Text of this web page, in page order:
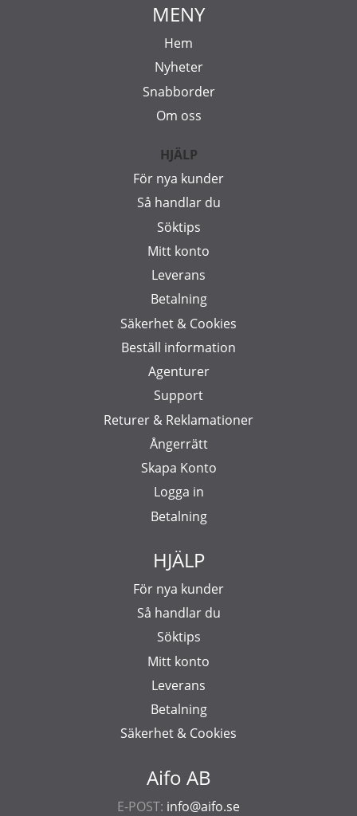
Aifo AB
E-POST: info@aifo.se
MENY
Hem
Nyheter
Snabborder
Om oss
HJÄLP
För nya kunder
Så handlar du
Söktips
Mitt konto
Leverans
Betalning
Säkerhet & Cookies
Beställ information
Agenturer
Support
Returer & Reklamationer
Ångerrätt
Skapa Konto
Logga in
Betalning
HJÄLP
För nya kunder
Så handlar du
Söktips
Mitt konto
Leverans
Betalning
Säkerhet & Cookies